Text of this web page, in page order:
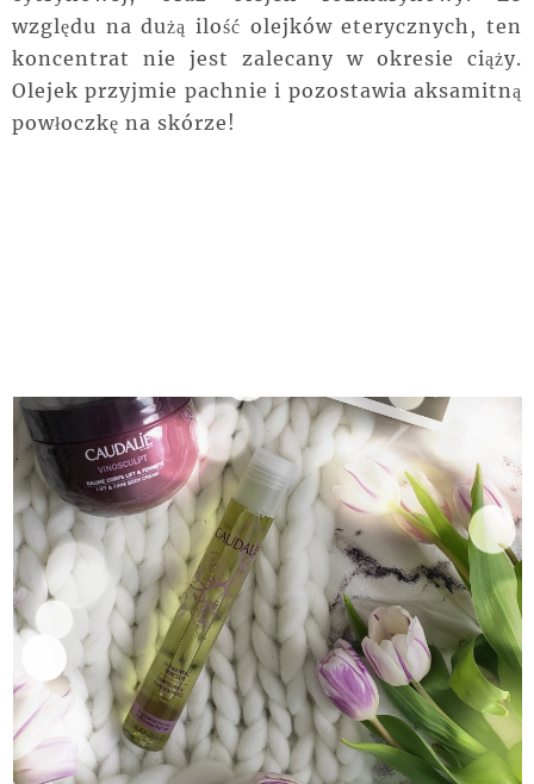
względu na dużą ilość olejków eterycznych, ten
koncentrat nie jest zalecany w okresie ciąży.
Olejek przyjmie pachnie i pozostawia aksamitną
powłoczkę na skórze!